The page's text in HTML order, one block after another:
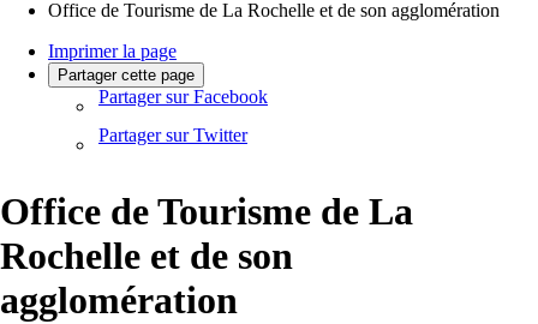
Office de Tourisme de La Rochelle et de son agglomération
Imprimer la page
Partager cette page
Partager sur Facebook
Partager sur Twitter
Office de Tourisme de La
Rochelle et de son
agglomération